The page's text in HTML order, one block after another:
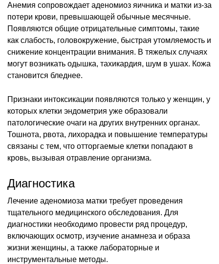
Анемия сопровождает аденомиоз яичника и матки из-за
потери крови, превышающей обычные месячные.
Появляются общие отрицательные симптомы, такие
как слабость, головокружение, быстрая утомляемость и
снижение концентрации внимания. В тяжелых случаях
могут возникать одышка, тахикардия, шум в ушах. Кожа
становится бледнее.
Признаки интоксикации появляются только у женщин, у
которых клетки эндометрия уже образовали
патологические очаги на других внутренних органах.
Тошнота, рвота, лихорадка и повышение температуры
связаны с тем, что отторгаемые клетки попадают в
кровь, вызывая отравление организма.
Диагностика
Лечение аденомиоза матки требует проведения
тщательного медицинского обследования. Для
диагностики необходимо провести ряд процедур,
включающих осмотр, изучение анамнеза и образа
жизни женщины, а также лабораторные и
инструментальные методы.